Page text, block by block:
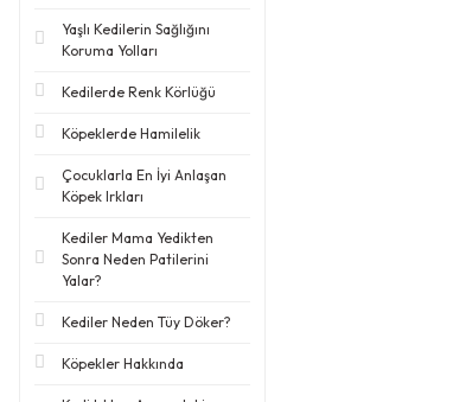
Yaşlı Kedilerin Sağlığını
Koruma Yolları
Kedilerde Renk Körlüğü
Köpeklerde Hamilelik
Çocuklarla En İyi Anlaşan
Köpek Irkları
Kediler Mama Yedikten
Sonra Neden Patilerini
Yalar?
Kediler Neden Tüy Döker?
Köpekler Hakkında